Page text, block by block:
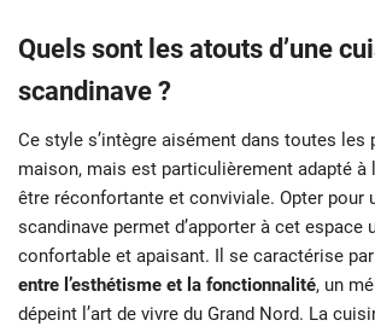
Quels sont les atouts d’une
scandinave ?
Ce style s’intègre aisément dans toutes les
maison, mais est particulièrement adapté
être réconfortante et conviviale. Opter pour
scandinave permet d’apporter à cet espace
confortable et apaisant. Il se caractérise par
entre l’esthétisme et la fonctionnalité, un
dépeint l’art de vivre du Grand Nord. La